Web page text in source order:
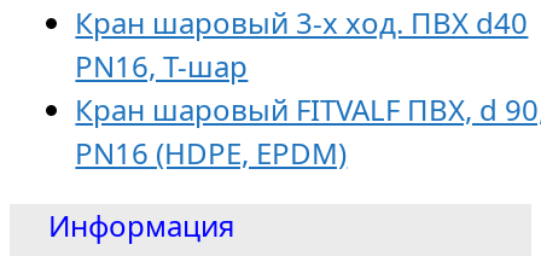
Кран шаровый 3-х ход. ПВХ d40
PN16, T-шар
Кран шаровый FITVALF ПВХ, d
PN16 (HDPE, EPDM)
Информация